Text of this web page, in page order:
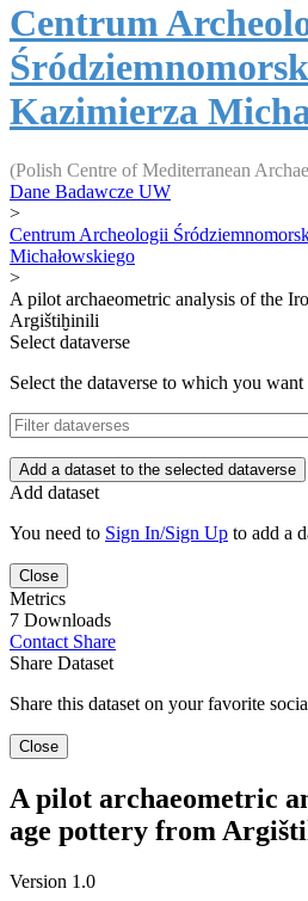
Centrum
Kazimierza
(Polish Centre of Mediterranean
Dane Badawcze UW
>
Centrum Archeologii
Michałowskiego
>
A pilot archaeometric analysis of the
Argištiḫinili
Select dataverse
Select the dataverse to which you want
Add a dataset to the selected dataverse
Add dataset
You need to Sign In/Sign Up to add a
Close
Metrics
7 Downloads
Contact Share
Share Dataset
Share this dataset on your favorite
Close
A pilot archaeometric
age pottery from
Version 1.0